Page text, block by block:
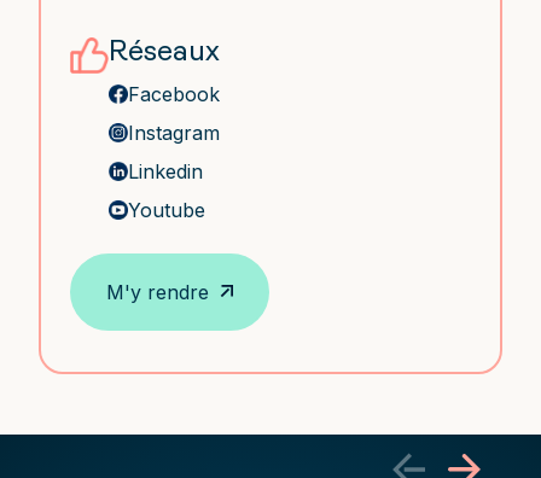
Réseaux
Facebook
Instagram
Linkedin
Youtube
M'y rendre